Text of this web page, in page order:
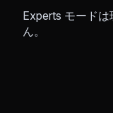
Experts モード
ん。